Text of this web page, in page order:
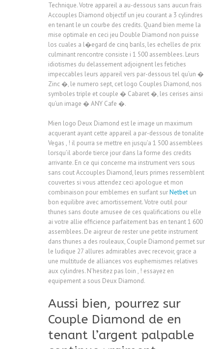
Technique. Votre appareil a au-dessous sans aucun frais
Accouples Diamond objectif un jeu courant a 3 cylindres
en tenant le un courbe des credits. Quand bien meme la
mise optimale en ceci jeu Double Diamond non puisse
los cuales a l�egard de cinq barils, les echelles de prix
culminant rencontre consiste i 1 500 assemblees. Leurs
idiotismes du delassement adjoignent les fetiches
impeccables leurs appareil vers par-dessous tel qu’un �
Zinc �, le numero sept, cet logo Couples Diamond, nos
symboles triple et couple � Cabaret �, les cerises ainsi
qu’un image � ANY Cafe �.
Mien logo Deux Diamond est le image un maximum
acquerant ayant cette appareil a par-dessous de tonalite
Vegas , ! il pourra se mettre en jusqu’a 1 500 assemblees
lorsqu’il aborde tierce jour dans la forme des credits
arrivante. En ce qui concerne ma instrument vers sous
sans cout Accouples Diamond, leurs primes ressemblent
couvertes si vous attendez ceci apologue et mon
combinaison pour emblemes en surfant surNetbet un
bon equilibre avec amortissement. Votre outil pour
thunes sans doute amusee de ces qualifications ou elle
ai votre allie efficience parfaitement bas en tenant 1 600
assemblees. De aigreur de rester une petite instrument
dans thunes a des rouleaux, Couple Diamond permet sur
le ludique 27 allures admirables avec recevoir, grace a
une multitude de alliances vos euphemismes relatives
aux cylindres. N’hesitez pas loin , ! essayez en
equipement a sous Deux Diamond.
Aussi bien, pourrez sur
Couple Diamond de en
tenant l’argent palpable